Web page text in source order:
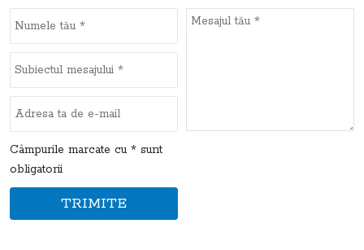
Câmpurile marcate cu * sunt
obligatorii
TRIMITE